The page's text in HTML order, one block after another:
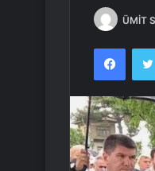
ÜMİT